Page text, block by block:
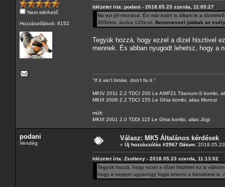
Nem elérhető
Hozzászólások: 8152
Idézetet írta: podani - 2018.05.23 szerda, 11:05:27
Na ezt jól mondod. Én már ezért is álltam le a
300ekm, árulva 120e-el. Benzinessel jobbak az
Tegyük hozzá, hogy ezzel a dízel hisztivel
mennek. És abban nyugodt lehetsz, hogy a
"If it ain't broke, don't fix it."
MKIV 2011 2.2 TDCI 200 Le AWF21 Titanium-S kombi,
MKIII 2006 2.2 TDCI 155 Le Ghia kombi, alias Moncsi
múlt:
MKIII 2001 2.0 TDDI 115 Le Ghia kombi, alias Jógi
podani
Vendég
Válasz: MK5 Általános kérdések
« Új hozzászólás #2967 Dátum:
Idézetet írta: Zsolteey - 2018.05.23 szerda, 11:13:02
Tegyük hozzá, hogy ezzel a dízel hisztivel ez is
hogy a nepper ugyanúgy fogja tekerni a benzinest is,